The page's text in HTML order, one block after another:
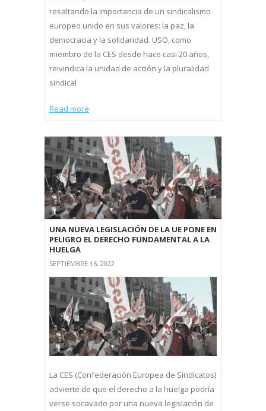
resaltando la importancia de un sindicalismo
europeo unido en sus valores: la paz, la
democracia y la solidaridad. USO, como
miembro de la CES desde hace casi 20 años,
reivindica la unidad de acción y la pluralidad
sindical
Read more
UNA NUEVA LEGISLACIÓN DE LA UE PONE EN
PELIGRO EL DERECHO FUNDAMENTAL A LA
HUELGA
SEPTIEMBRE 16, 2022
La CES (Confederación Europea de Sindicatos)
advierte de que el derecho a la huelga podría
verse socavado por una nueva legislación de